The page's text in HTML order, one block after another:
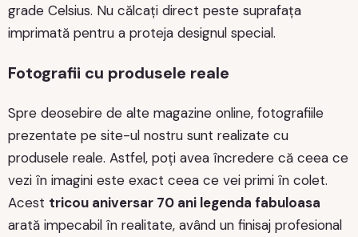
grade Celsius. Nu călcați direct peste suprafața
imprimată pentru a proteja designul special.
Fotografii cu produsele reale
Spre deosebire de alte magazine online, fotografiile
prezentate pe site-ul nostru sunt realizate cu
produsele reale. Astfel, poți avea încredere că ceea ce
vezi în imagini este exact ceea ce vei primi în colet.
Acest tricou aniversar 70 ani legenda fabuloasa
arată impecabil în realitate, având un finisaj profesional